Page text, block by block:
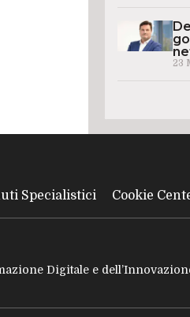
23
Specialistici Cookie
Digitale e